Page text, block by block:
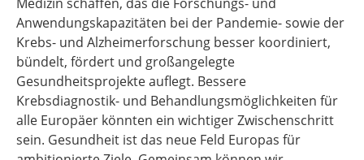
Anwendungskapazitäten bei der Pandemie- sowie der
Krebs- und Alzheimerforschung besser koordiniert,
bündelt, fördert und großangelegte
Gesundheitsprojekte auflegt. Bessere
Krebsdiagnostik- und Behandlungsmöglichkeiten für
alle Europäer könnten ein wichtiger Zwischenschritt
sein. Gesundheit ist das neue Feld Europas für